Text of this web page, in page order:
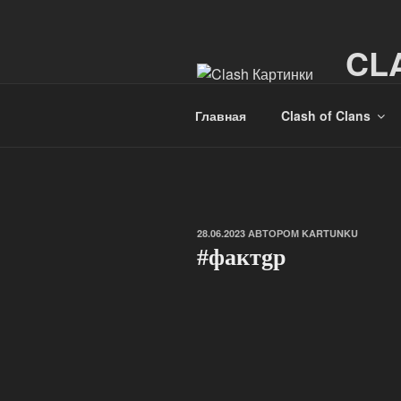
Главная Clash of Clans
ОПУБЛИКОВАНО
28.06.2023 АВТОРОМ KARTUNKU
#фактgр